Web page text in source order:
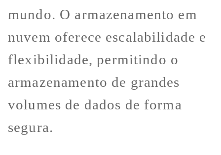
mundo. O armazenamento em
nuvem oferece escalabilidade e
flexibilidade, permitindo o
armazenamento de grandes
volumes de dados de forma
segura.